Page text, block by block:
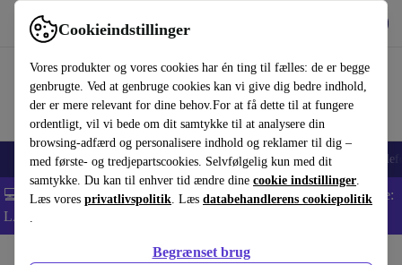
Cookieindstillinger
Vores produkter og vores cookies har én ting til fælles: de er begge
genbrugte. Ved at genbruge cookies kan vi give dig bedre indhold,
der er mere relevant for dine behov.For at få dette til at fungere
ordentligt, vil vi bede om dit samtykke til at analysere din
browsing-adfærd og personalisere indhold og reklamer til dig –
med første- og tredjepartscookies. Selvfølgelig kun med dit
samtykke. Du kan til enhver tid ændre dine cookie indstillinger.
Læs vores privatlivspolitik. Læs databehandlerens cookiepolitik
.
Begrænset brug
Brug refurbed hurtigt og nemt
Smartphones Bærbare Tablets Smartwatches Tilbehør
💻 Ekstra 5% rabat på alle MacBooks og bærbare computere - Kode:
LAPTOP5 -
Barnevogne & Klapvogne